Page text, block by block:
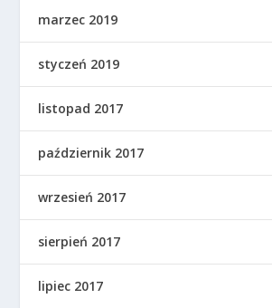
marzec 2019
styczeń 2019
listopad 2017
październik 2017
wrzesień 2017
sierpień 2017
lipiec 2017